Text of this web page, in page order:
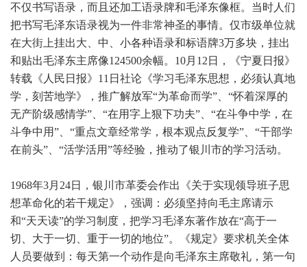
不仅书写语录，而且还加工语录牌和毛泽东像框。当时人们
把书写毛泽东语录视为一件非常神圣的事情。仅市级单位就
在大街上挂出大、中、小各种语录和标语牌3万多块，挂出
和贴出毛泽东主席像124500余幅。10月12日，《宁夏日报》
转载《人民日报》11日社论《学习毛泽东思想，必须认真地
学，刻苦地学》，推广解放军“为革命而学”、“怀着深厚的
无产阶级感情学”、“在用字上狠下功夫”、“在斗争中学，在
斗争中用”、“重点文章经常学，根本观点反复学”、“干部学
在前头”、“活学活用”等经验，推动了银川市的学习活动。
1968年3月24日，银川市革委会作出《关于实现领导班子思
想革命化的若干规定》，强调：必须坚持向毛主席请示
和“天天读”的学习制度，把学习毛泽东著作放在“高于一
切、大于一切、重于一切的地位”。《规定》要求机关全体
人员要做到：每天第一个动作是向毛泽东主席敬礼，第一句